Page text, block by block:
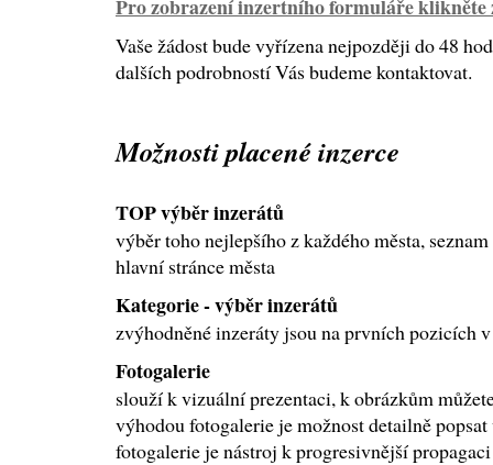
Pro zobrazení inzertního formuláře klikněte
Vaše žádost bude vyřízena nejpozději do 48
dalších podrobností Vás budeme kontaktovat.
Možnosti placené inzerce
TOP výběr inzerátů
výběr toho nejlepšího z každého města,
hlavní stránce města
Kategorie - výběr inzerátů
zvýhodněné inzeráty jsou na prvních pozicích
Fotogalerie
slouží k vizuální prezentaci, k obrázkům
výhodou fotogalerie je možnost detailně
fotogalerie je nástroj k progresivnější